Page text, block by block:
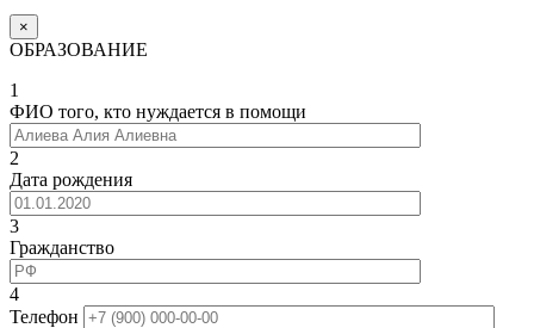
×
ОБРАЗОВАНИЕ
1
ФИО того, кто нуждается в помощи
2
Дата рождения
3
Гражданство
4
Телефон